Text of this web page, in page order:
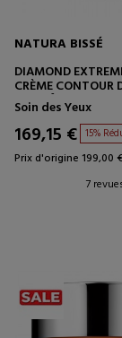
NATURA BISSÉ
DIAMOND
CRÈME CONTOUR
ANTI-ÂGE
Soin des Yeux
169,15 € 15%
Prix d'origine 199,00 €
7